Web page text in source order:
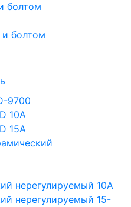
болтом
болтом
9700
10A
15A
нерегулируемый 10A
нерегулируемый 15-